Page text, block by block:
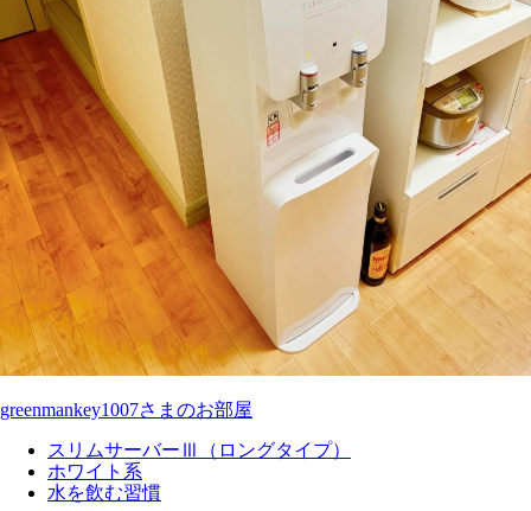
greenmankey1007さまのお部屋
スリムサーバーⅢ（ロングタイプ）
ホワイト系
水を飲む習慣